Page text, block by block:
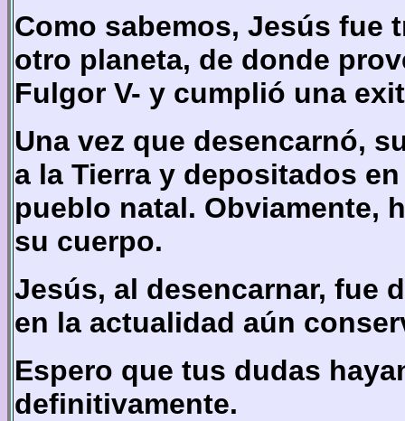
Como sabemos, Jesús fue
otro planeta, de donde
Fulgor V- y cumplió una
Una vez que desencarnó,
a la Tierra y depositados
pueblo natal. Obviamente,
su cuerpo.
Jesús, al desencarnar, fue
en la actualidad aún
Espero que tus dudas
definitivamente.